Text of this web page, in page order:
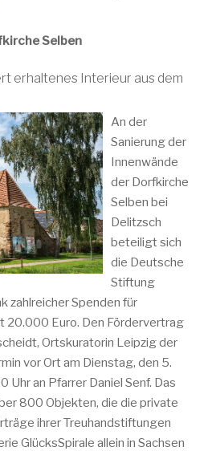
Selben
erhaltenes Interieur aus dem
An der
Sanierung der
Innenwände
der Dorfkirche
Selben bei
Delitzsch
beteiligt sich
die Deutsche
Stiftung
zahlreicher Spenden für
20.000 Euro. Den Fördervertrag
Ortskuratorin Leipzig der
vor Ort am Dienstag, den 5.
Uhr an Pfarrer Daniel Senf. Das
800 Objekten, die die private
ihrer Treuhandstiftungen
GlücksSpirale allein in Sachsen